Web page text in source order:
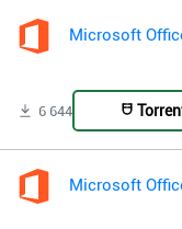
Microsoft
6 644
Microsoft